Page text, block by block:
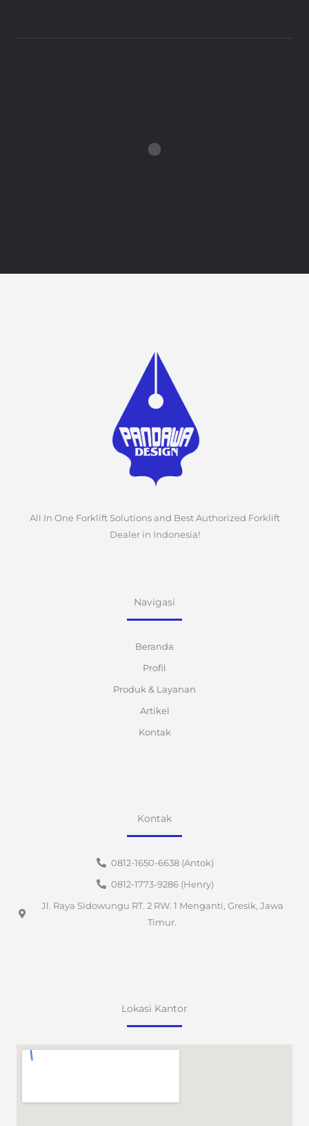
All In One Forklift Solutions and Best Authorized Forklift
Dealer in Indonesia!
Navigasi
Beranda
Profil
Produk & Layanan
Artikel
Kontak
Kontak
0812-1650-6638 (Antok)
0812-1773-9286 (Henry)
Jl. Raya Sidowungu RT. 2 RW. 1 Menganti, Gresik, Jawa
Timur.
Lokasi Kantor